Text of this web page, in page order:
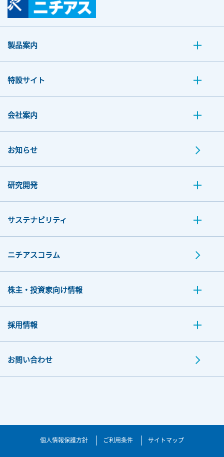
製品案内
特設サイト
会社案内
お知らせ
研究開発
サステナビリティ
ニチアスコラム
株主・投資家向け情報
採用情報
お問い合わせ
個人情報保護方針 ご利用条件 サイトマップ